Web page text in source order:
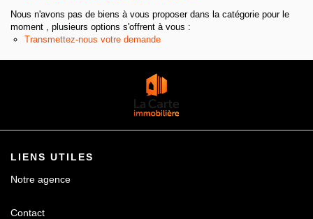
Nous n'avons pas de biens à vous proposer dans la catégorie pour le
moment , plusieurs options s'offrent à vous :
Transmettez-nous votre demande
LIENS UTILES
Notre agence
Contact